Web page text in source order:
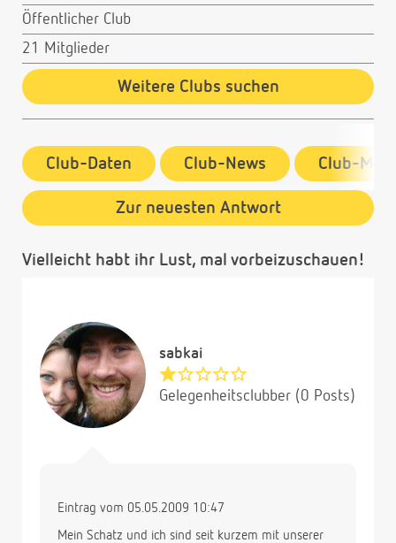
Öffentlicher Club
21 Mitglieder
Weitere Clubs suchen
Club-Daten Club-News Club-
Zur neuesten Antwort
Vielleicht habt ihr Lust, mal vorbeizuschauen!
sabkai
Gelegenheitsclubber (0 Posts)
Eintrag vom 05.05.2009 10:47
Mein Schatz und ich sind seit kurzem mit unserer